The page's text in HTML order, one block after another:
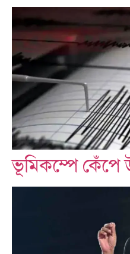
ভূমিকম্পে কেঁপে